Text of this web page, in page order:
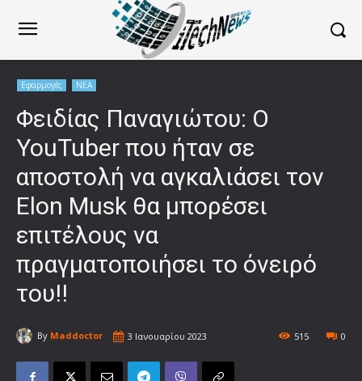
Εφαρμογές ΝΕΑ
Φειδίας Παναγιώτου: Ο
YouTuber που ήταν σε
αποστολή να αγκαλιάσει τον
Elon Musk θα μπορέσει
επιτέλους να
πραγματοποιήσει το όνειρό
του!!
By Maddoctor 3 Ιανουαρίου 2023 0
515